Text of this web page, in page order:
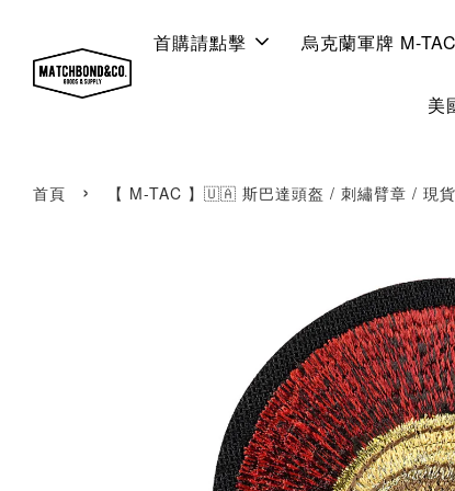
首購請點擊 烏克蘭軍牌 M-TAC
美
首頁 › 【 M-TAC 】🇺🇦 斯巴達頭盔 / 刺繡臂章 / 現貨